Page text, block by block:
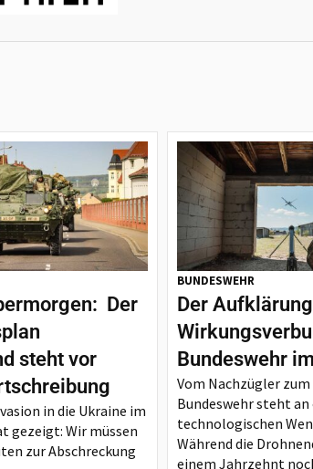
Der
steht vor
in die Ukraine im
gezeigt: Wir müssen
zur Abschreckung
BUNDESWEHR
Der
Bundeswehr
Vom Nachzügler
Bundeswehr steht an
technologischen
Während die
einem Jahrzehnt